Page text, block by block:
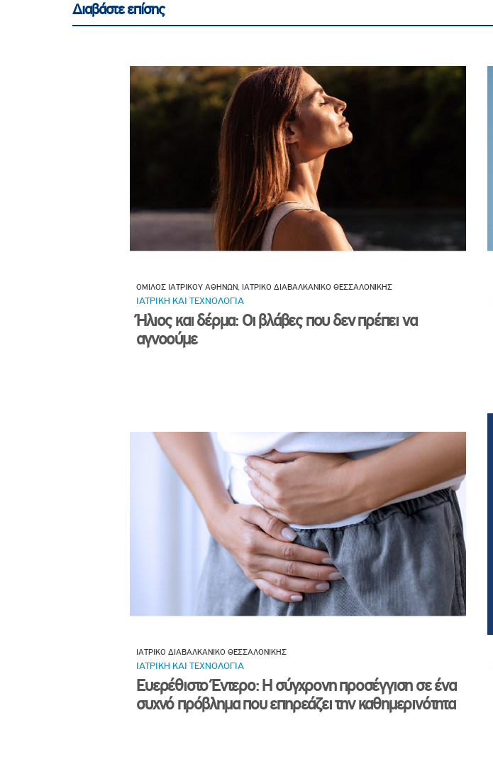
Διαβάστε επίσης
ΟΜΙΛΟΣ ΙΑΤΡΙΚΟΥ ΑΘΗΝΩΝ, ΙΑΤΡΙΚΟ ΔΙΑΒΑΛΚΑΝΙΚΟ ΘΕΣΣΑΛΟΝΙΚΗΣ
ΙΑΤΡΙΚΗ ΚΑΙ ΤΕΧΝΟΛΟΓΙΑ
Ήλιος και δέρμα: Οι βλάβες που δεν πρέπει να
αγνοούμε
ΙΑΤΡΙΚΟ ΔΙΑΒΑΛΚΑΝΙΚΟ ΘΕΣΣΑΛΟΝΙΚΗΣ
ΙΑΤΡΙΚΗ ΚΑΙ ΤΕΧΝΟΛΟΓΙΑ
Ευερέθιστο Έντερο: Η σύγχρονη προσέγγιση σε ένα
συχνό πρόβλημα που επηρεάζει την καθημερινότητα